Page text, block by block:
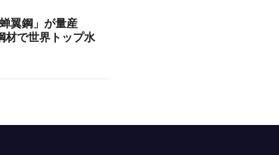
翼鋼」が量産
で世界トップ水